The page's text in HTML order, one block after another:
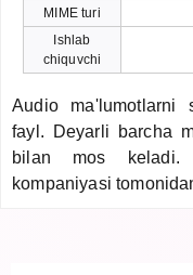
MIME turi
Ishlab
chiquvchi
Audio ma'lumotlarni
fayl. Deyarli barcha
bilan mos keladi.
kompaniyasi